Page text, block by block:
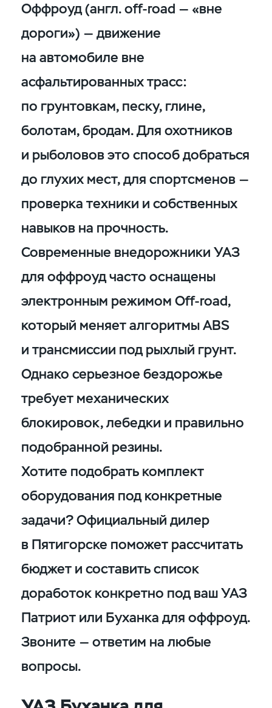
Оффроуд (англ. off-road — «вне
дороги») — движение
на автомобиле вне
асфальтированных трасс:
по грунтовкам, песку, глине,
болотам, бродам. Для охотников
и рыболовов это способ добраться
до глухих мест, для спортсменов —
проверка техники и собственных
навыков на прочность.
Современные внедорожники УАЗ
для оффроуд часто оснащены
электронным режимом Off-road,
который меняет алгоритмы ABS
и трансмиссии под рыхлый грунт.
Однако серьезное бездорожье
требует механических
блокировок, лебедки и правильно
подобранной резины.
Хотите подобрать комплект
оборудования под конкретные
задачи? Официальный дилер
в Пятигорске поможет рассчитать
бюджет и составить список
доработок конкретно под ваш УАЗ
Патриот или Буханка для оффроуд.
Звоните — ответим на любые
вопросы.